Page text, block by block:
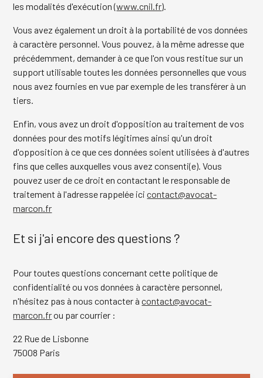
les modalités d'exécution (www.cnil.fr).
Vous avez également un droit à la portabilité de vos données
à caractère personnel. Vous pouvez, à la même adresse que
précédemment, demander à ce que l'on vous restitue sur un
support utilisable toutes les données personnelles que vous
nous avez fournies en vue par exemple de les transférer à un
tiers.
Enfin, vous avez un droit d'opposition au traitement de vos
données pour des motifs légitimes ainsi qu'un droit
d'opposition à ce que ces données soient utilisées à d'autres
fins que celles auxquelles vous avez consenti(e). Vous
pouvez user de ce droit en contactant le responsable de
traitement à l'adresse rappelée icicontact@avocat-
marcon.fr
Et si j'ai encore des questions ?
Pour toutes questions concernant cette politique de
confidentialité ou vos données à caractère personnel,
n'hésitez pas à nous contacter àcontact@avocat-
marcon.frou par courrier :
22 Rue de Lisbonne
75008 Paris